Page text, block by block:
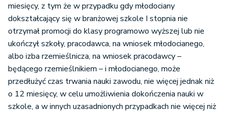
miesięcy, z tym że w przypadku gdy młodociany
dokształcający się w branżowej szkole I stopnia nie
otrzymał promocji do klasy programowo wyższej lub nie
ukończył szkoły, pracodawca, na wniosek młodocianego,
albo izba rzemieślnicza, na wniosek pracodawcy –
będącego rzemieślnikiem – i młodocianego, może
przedłużyć czas trwania nauki zawodu, nie więcej jednak niż
o 12 miesięcy, w celu umożliwienia dokończenia nauki w
szkole, a w innych uzasadnionych przypadkach nie więcej niż